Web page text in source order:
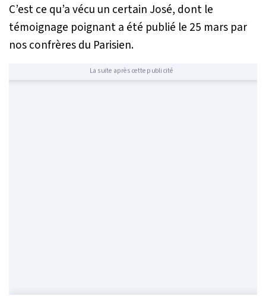
C’est ce qu’a vécu un certain José, dont le
témoignage poignant a été publié le 25 mars par
nos confrères du Parisien.
La suite après cette publicité